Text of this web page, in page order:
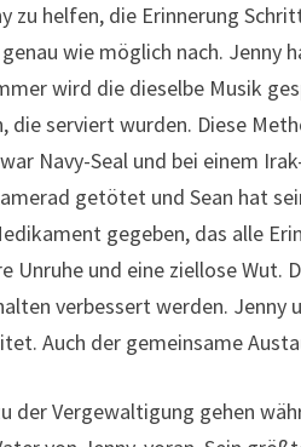
zu helfen, die Erinnerung
wie möglich nach. Jenny
wird die dieselbe Musik
die serviert wurden. Diese
Navy-Seal und bei einem
getötet und Sean hat
gegeben, das alle
Unruhe und eine ziellose Wut.
verbessert werden. Jenny
Auch der gemeinsame
der Vergewaltigung gehen